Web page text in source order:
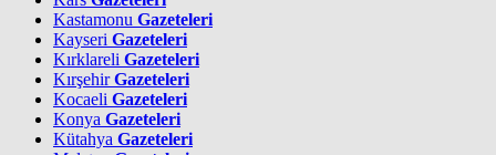
Kastamonu Gazeteleri
Kayseri Gazeteleri
Kırklareli Gazeteleri
KırşehirGazeteleri
Kocaeli Gazeteleri
Konya Gazeteleri
Kütahya Gazeteleri